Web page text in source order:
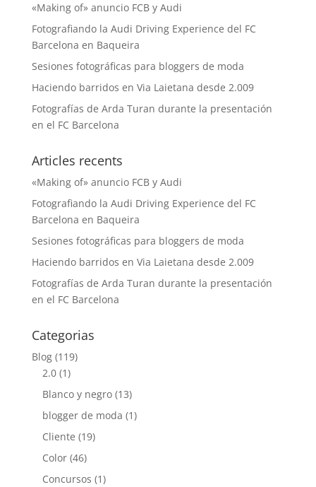
«Making of» anuncio FCB y Audi
Fotografiando la Audi Driving Experience del FC
Barcelona en Baqueira
Sesiones fotográficas para bloggers de moda
Haciendo barridos en Via Laietana desde 2.009
Fotografías de Arda Turan durante la presentación
en el FC Barcelona
Articles recents
«Making of» anuncio FCB y Audi
Fotografiando la Audi Driving Experience del FC
Barcelona en Baqueira
Sesiones fotográficas para bloggers de moda
Haciendo barridos en Via Laietana desde 2.009
Fotografías de Arda Turan durante la presentación
en el FC Barcelona
Categorias
Blog(119)
2.0(1)
Blanco y negro(13)
blogger de moda (1)
Cliente (19)
Color(46)
Concursos (1)